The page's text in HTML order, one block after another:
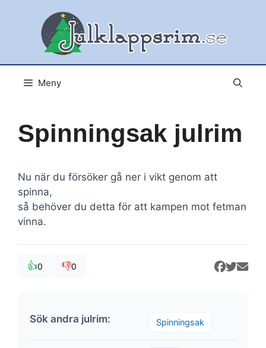
Meny
Spinningsak julrim
Nu när du försöker gå ner i vikt genom att
spinna,
så behöver du detta för att kampen mot fetman
vinna.
👍0 👎0
Sök andra julrim: Spinningsak